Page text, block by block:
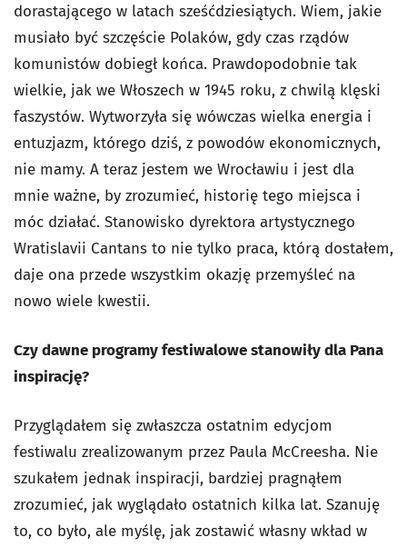
dorastającego w latach sześćdziesiątych. Wiem, jakie
musiało być szczęście Polaków, gdy czas rządów
komunistów dobiegł końca. Prawdopodobnie tak
wielkie, jak we Włoszech w 1945 roku, z chwilą klęski
faszystów. Wytworzyła się wówczas wielka energia i
entuzjazm, którego dziś, z powodów ekonomicznych,
nie mamy. A teraz jestem we Wrocławiu i jest dla
mnie ważne, by zrozumieć, historię tego miejsca i
móc działać. Stanowisko dyrektora artystycznego
Wratislavii Cantans to nie tylko praca, którą dostałem,
daje ona przede wszystkim okazję przemyśleć na
nowo wiele kwestii.
Czy dawne programy festiwalowe stanowiły dla Pana
inspirację?
Przyglądałem się zwłaszcza ostatnim edycjom
festiwalu zrealizowanym przez Paula McCreesha. Nie
szukałem jednak inspiracji, bardziej pragnąłem
zrozumieć, jak wyglądało ostatnich kilka lat. Szanuję
to, co było, ale myślę, jak zostawić własny wkład w